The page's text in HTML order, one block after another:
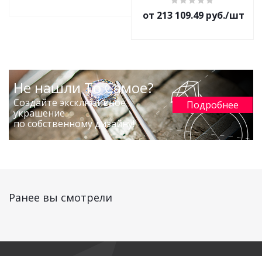
от 213 109.49 руб./шт
Не нашли То Самое?
Создайте эксклюзивное
украшение
по собственному дизайну!
Подробнее
Ранее вы смотрели